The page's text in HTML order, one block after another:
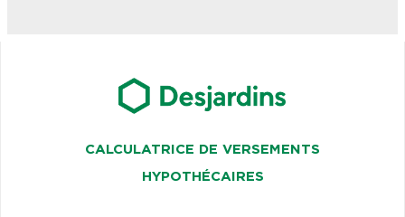
CALCULATRICE DE VERSEMENTS
HYPOTHÉCAIRES